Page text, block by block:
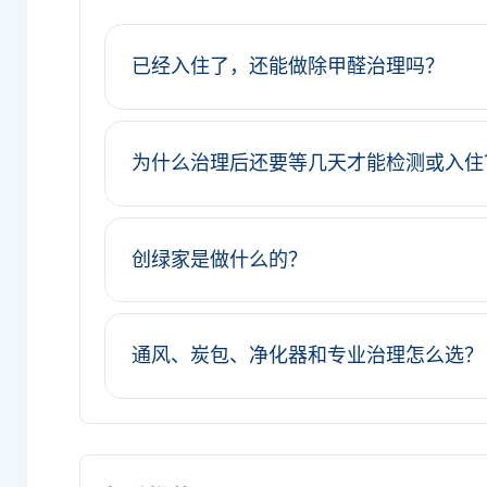
已经入住了，还能做除甲醛治理吗？
为什么治理后还要等几天才能检测或入
创绿家是做什么的？
通风、炭包、净化器和专业治理怎么选？